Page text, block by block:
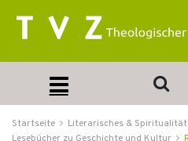
Startseite Literarisches & Spiritualität